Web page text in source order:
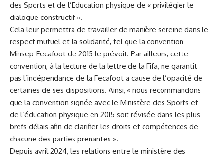
des Sports et de l’Education physique de « privilégier le
dialogue constructif ».
Cela leur permettra de travailler de manière sereine dans le
respect mutuel et la solidarité, tel que la convention
Minsep-Fecafoot de 2015 le prévoit. Par ailleurs, cette
convention, à la lecture de la lettre de la Fifa, ne garantit
pas l’indépendance de la Fecafoot à cause de l’opacité de
certaines de ses dispositions. Ainsi, « nous recommandons
que la convention signée avec le Ministère des Sports et
de l’éducation physique en 2015 soit révisée dans les plus
brefs délais afin de clarifier les droits et compétences de
chacune des parties prenantes ».
Depuis avril 2024, les relations entre le ministère des